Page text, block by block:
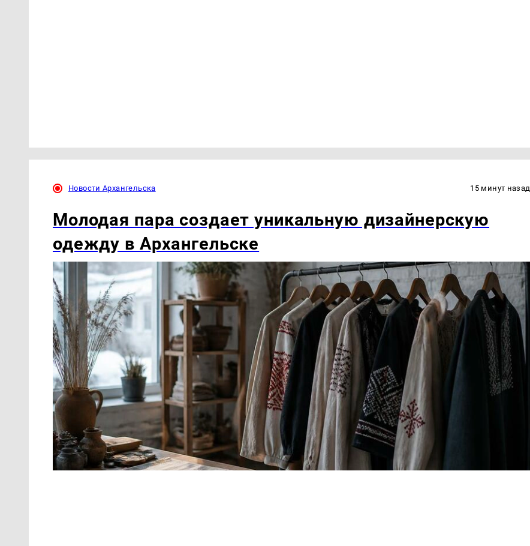
Новости Архангельска 15 минут назад
Молодая пара создает уникальную дизайнерскую
одежду в Архангельске